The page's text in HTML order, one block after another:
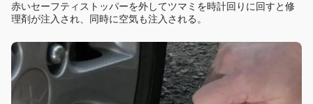
赤いセーフティストッパーを外してツマミを時計回りに回すと修
理剤が注入され、同時に空気も注入される。